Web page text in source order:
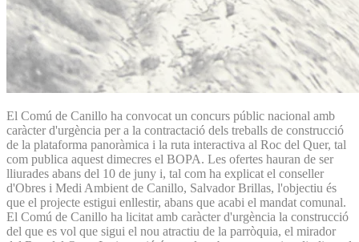
El Comú de Canillo ha convocat un concurs públic nacional amb
caràcter d'urgència per a la contractació dels treballs de construcció
de la plataforma panoràmica i la ruta interactiva al Roc del Quer, tal
com publica aquest dimecres el BOPA. Les ofertes hauran de ser
lliurades abans del 10 de juny i, tal com ha explicat el conseller
d'Obres i Medi Ambient de Canillo, Salvador Brillas, l'objectiu és
que el projecte estigui enllestir, abans que acabi el mandat comunal.
El Comú de Canillo ha licitat amb caràcter d'urgència la construcció
del que es vol que sigui el nou atractiu de la parròquia, el mirador